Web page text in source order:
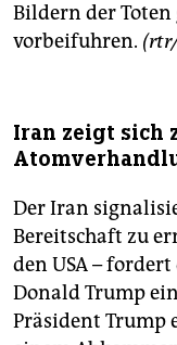
Bildern der Toten
vorbeifuhren.
Iran zeigt sich
Der Iran
Bereitschaft zu
den USA –
Donald Trump
Präsident Trump